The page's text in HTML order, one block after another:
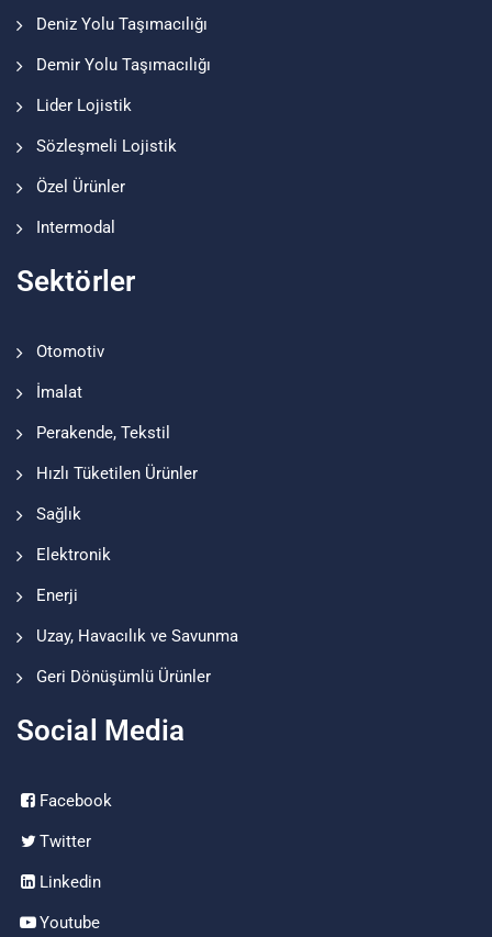
Deniz Yolu Taşımacılığı
Demir Yolu Taşımacılığı
Lider Lojistik
Sözleşmeli Lojistik
Özel Ürünler
Intermodal
Sektörler
Otomotiv
İmalat
Perakende, Tekstil
Hızlı Tüketilen Ürünler
Sağlık
Elektronik
Enerji
Uzay, Havacılık ve Savunma
Geri Dönüşümlü Ürünler
Social Media
Facebook
Twitter
Linkedin
Youtube